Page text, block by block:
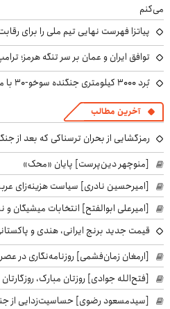
می‌کنم
پیاتزا فهرست نهایی تیم ملی را برای
توافق ایران و عمان بر سر تنگه هرمز؛
بُرد ۳۰۰۰ کیلومتری جنگنده سوخو-۳۰ با مخزن سوخت ۹.۶ تُنی
آخرین مطالب
رمزگشایی از بحران ترسناکی که بعد از
[منوچهر دین‌پرست] پایان «محک»
[امیرحسین نادری] سیاست هزینه‌زای
[امیرعلی ابوالفتح] انتخابات میشیگان و
قیمت جدید برنج ایرانی، هندی و
[ارمغان زمان‌فشمی] روزنامه‌نگاری در
[فتح‌الله جوادی] روزتان مبارک، روزگارتان
[سیدمسعود رضوی] حساسیت‌زدایی از